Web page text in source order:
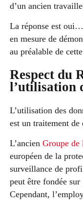
d’un ancien
La réponse est
en mesure de
au préalable de
Respect du
l’utilisation
L’utilisation des
est un traitement de
L’ancien Groupe de
européen de la
surveillance de
peut être fondée
Cependant,